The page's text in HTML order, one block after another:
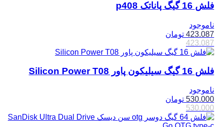
فلش 16 گیگ پاناتک p408
ناموجود
423.087 تومان
423.087
فلش 16 گیگ سیلیکون پاور Silicon Power T08
ناموجود
530.000 تومان
530.000